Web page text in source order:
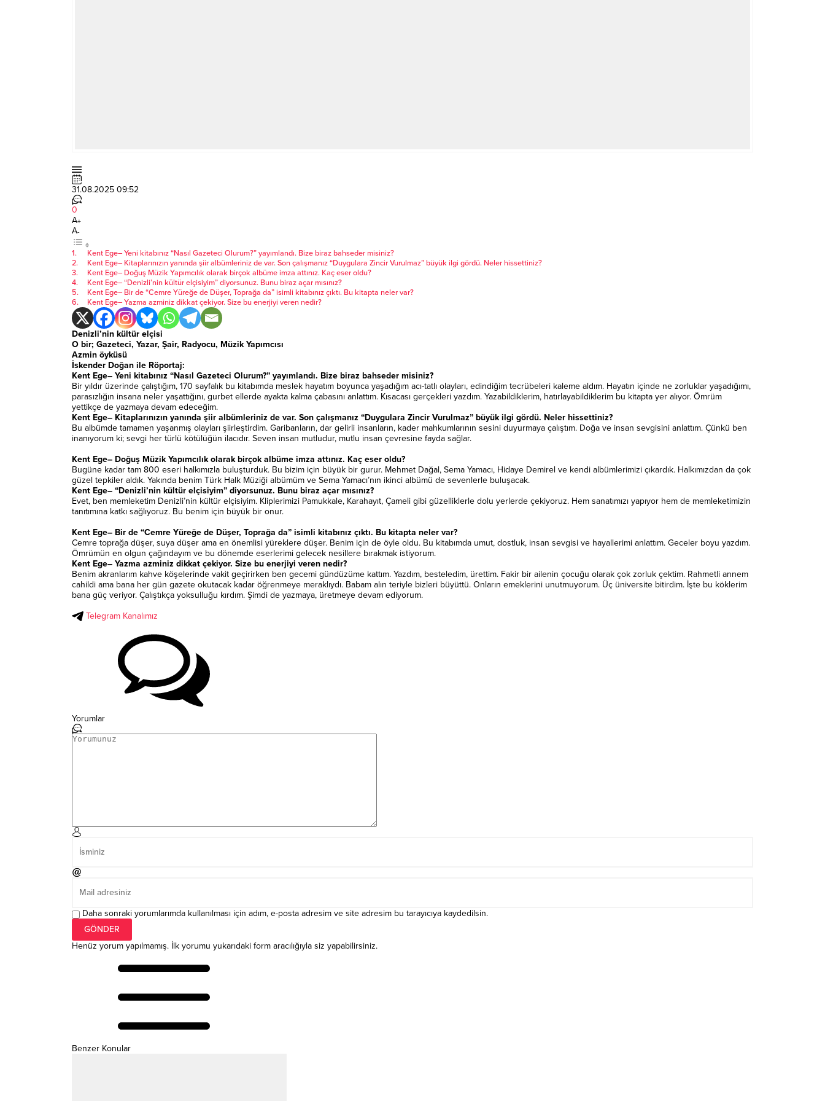
31.08.2025 09:52
0
A+
A-
Kent Ege– Yeni kitabınız “Nasıl Gazeteci Olurum?” yayımlandı. Bize biraz bahseder misiniz?
Kent Ege– Kitaplarınızın yanında şiir albümleriniz de var. Son çalışmanız “Duygulara Zincir Vurulmaz” büyük ilgi gördü. Neler hissettiniz?
Kent Ege– Doğuş Müzik Yapımcılık olarak birçok albüme imza attınız. Kaç eser oldu?
Kent Ege– “Denizli’nin kültür elçisiyim” diyorsunuz. Bunu biraz açar mısınız?
Kent Ege– Bir de “Cemre Yüreğe de Düşer, Toprağa da” isimli kitabınız çıktı. Bu kitapta neler var?
Kent Ege– Yazma azminiz dikkat çekiyor. Size bu enerjiyi veren nedir?
Denizli’nin kültür elçisi
O bir; Gazeteci, Yazar, Şair, Radyocu, Müzik Yapımcısı
Azmin öyküsü
İskender Doğan ile Röportaj:
Kent Ege– Yeni kitabınız “Nasıl Gazeteci Olurum?” yayımlandı. Bize biraz bahseder misiniz?
Bir yıldır üzerinde çalıştığım, 170 sayfalık bu kitabımda meslek hayatım boyunca yaşadığım acı-tatlı olayları, edindiğim tecrübeleri kaleme aldım. Hayatın içinde ne zorluklar yaşadığımı,
parasızlığın insana neler yaşattığını, gurbet ellerde ayakta kalma çabasını anlattım. Kısacası gerçekleri yazdım. Yazabildiklerim, hatırlayabildiklerim bu kitapta yer alıyor. Ömrüm
yettikçe de yazmaya devam edeceğim.
Kent Ege– Kitaplarınızın yanında şiir albümleriniz de var. Son çalışmanız “Duygulara Zincir Vurulmaz” büyük ilgi gördü. Neler hissettiniz?
Bu albümde tamamen yaşanmış olayları şiirleştirdim. Garibanların, dar gelirli insanların, kader mahkumlarının sesini duyurmaya çalıştım. Doğa ve insan sevgisini anlattım. Çünkü ben
inanıyorum ki; sevgi her türlü kötülüğün ilacıdır. Seven insan mutludur, mutlu insan çevresine fayda sağlar.
Kent Ege– Doğuş Müzik Yapımcılık olarak birçok albüme imza attınız. Kaç eser oldu?
Bugüne kadar tam 800 eseri halkımızla buluşturduk. Bu bizim için büyük bir gurur. Mehmet Dağal, Sema Yamacı, Hidaye Demirel ve kendi albümlerimizi çıkardık. Halkımızdan da çok
güzel tepkiler aldık. Yakında benim Türk Halk Müziği albümüm ve Sema Yamacı’nın ikinci albümü de sevenlerle buluşacak.
Kent Ege– “Denizli’nin kültür elçisiyim” diyorsunuz. Bunu biraz açar mısınız?
Evet, ben memleketim Denizli’nin kültür elçisiyim. Kliplerimizi Pamukkale, Karahayıt, Çameli gibi güzelliklerle dolu yerlerde çekiyoruz. Hem sanatımızı yapıyor hem de memleketimizin
tanıtımına katkı sağlıyoruz. Bu benim için büyük bir onur.
Kent Ege– Bir de “Cemre Yüreğe de Düşer, Toprağa da” isimli kitabınız çıktı. Bu kitapta neler var?
Cemre toprağa düşer, suya düşer ama en önemlisi yüreklere düşer. Benim için de öyle oldu. Bu kitabımda umut, dostluk, insan sevgisi ve hayallerimi anlattım. Geceler boyu yazdım.
Ömrümün en olgun çağındayım ve bu dönemde eserlerimi gelecek nesillere bırakmak istiyorum.
Kent Ege– Yazma azminiz dikkat çekiyor. Size bu enerjiyi veren nedir?
Benim akranlarım kahve köşelerinde vakit geçirirken ben gecemi gündüzüme kattım. Yazdım, besteledim, ürettim. Fakir bir ailenin çocuğu olarak çok zorluk çektim. Rahmetli annem
cahildi ama bana her gün gazete okutacak kadar öğrenmeye meraklıydı. Babam alın teriyle bizleri büyüttü. Onların emeklerini unutmuyorum. Üç üniversite bitirdim. İşte bu köklerim
bana güç veriyor. Çalıştıkça yoksulluğu kırdım. Şimdi de yazmaya, üretmeye devam ediyorum.
Telegram Kanalımız
Yorumlar
Daha sonraki yorumlarımda kullanılması için adım, e-posta adresim ve site adresim bu tarayıcıya kaydedilsin.
Henüz yorum yapılmamış. İlk yorumu yukarıdaki form aracılığıyla siz yapabilirsiniz.
Benzer Konular